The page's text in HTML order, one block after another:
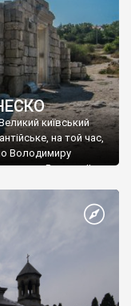
київський
на той час,
Володимиру
Василю ІІ, та
християнином.
Таврійського